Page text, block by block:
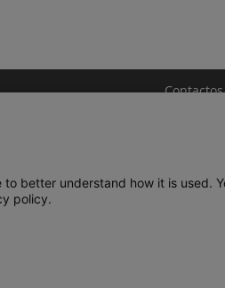
Contactos
DE PRIVACIDADE
better understand how it is used.
policy.